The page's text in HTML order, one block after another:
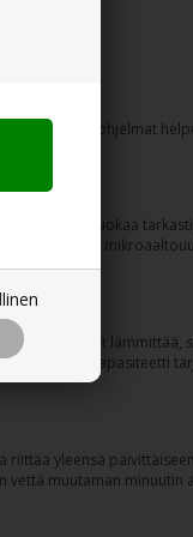
ja eri ohjelmat
valmistaa ruokaa
tapaan
ansiosta voit lämmittää,
20 litran kapasiteetti
yleensä
muutaman minuutin